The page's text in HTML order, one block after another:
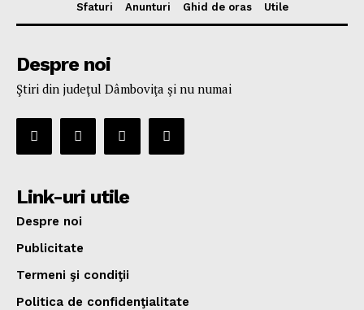
Sfaturi
Anunturi Ghid de oras Utile
Despre noi
Ştiri din judeţul Dâmboviţa şi nu numai
Link-uri utile
Despre noi
Publicitate
Termeni şi condiţii
Politica de confidenţialitate